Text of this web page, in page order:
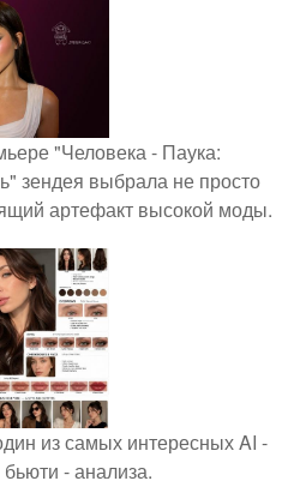
"Человека - Паука:
зендея выбрала не просто
артефакт высокой моды.
из самых интересных AI -
- анализа.